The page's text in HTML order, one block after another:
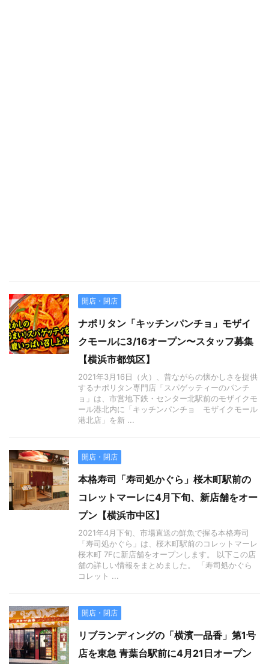
開店・閉店
ナポリタン「キッチンパンチョ」モザイ
クモールに3/16オープン〜スタッフ募集
【横浜市都筑区】
2021年3月16日（火）、昔ながらの懐かしさを提供
するナポリタン専門店「スパゲッティーのパンチ
ョ」は、市営地下鉄・センター北駅前のモザイクモ
ール港北内に「キッチンパンチョ モザイクモール
港北店」を新 ...
開店・閉店
本格寿司「寿司処かぐら」桜木町駅前の
コレットマーレに4月下旬、新店舗をオー
プン【横浜市中区】
2021年4月下旬、市場直送の鮮魚で握る本格寿司
「寿司処かぐら」は、桜木町駅前のコレットマーレ
桜木町 7Fに新店舗をオープンします。 以下この店
舗の詳しい情報をまとめました。 「寿司処かぐら
コレット ...
開店・閉店
リブランディングの「横濱一品香」第1号
店を東急 青葉台駅前に4月21日オープン